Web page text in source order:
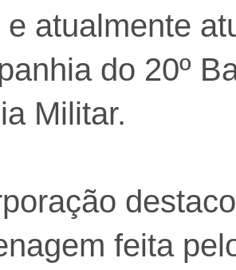
e atualmente
do 20º
Militar.
feita